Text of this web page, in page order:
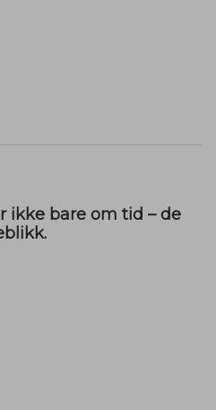
ikke bare om tid – de